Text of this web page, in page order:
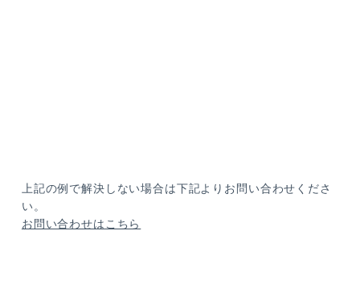
上記の例で解決しない場合は下記よりお問い合わせくださ
い。
お問い合わせはこちら